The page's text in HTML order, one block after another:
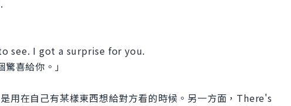
see. I got a surprise for you.
喜給你。」
在自己有某樣東西想給對方看的時候。另一方面，There's